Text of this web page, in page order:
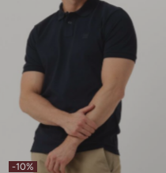
-10%